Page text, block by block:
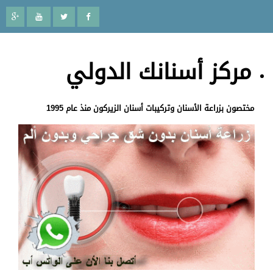
مركز أسنانك الدولي
مختصون بزراعة الأسنان وتركيبات أسنان الزيركون منذ عام 1995